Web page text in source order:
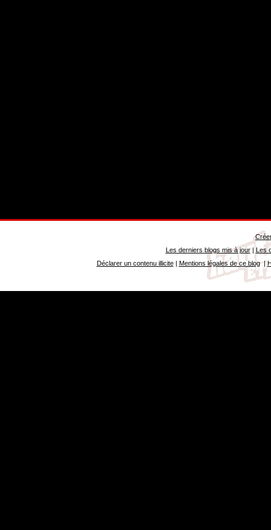
Les derniers blogs mis à jour| Les
Déclarer un contenu illicite| Mentions légales de ce blog|